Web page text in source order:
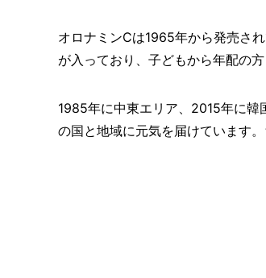
オロナミンCは1965年から発売さ
が入っており、子どもから年配の
1985年に中東エリア、2015年に
の国と地域に元気を届けています